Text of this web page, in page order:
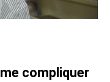
compliquer